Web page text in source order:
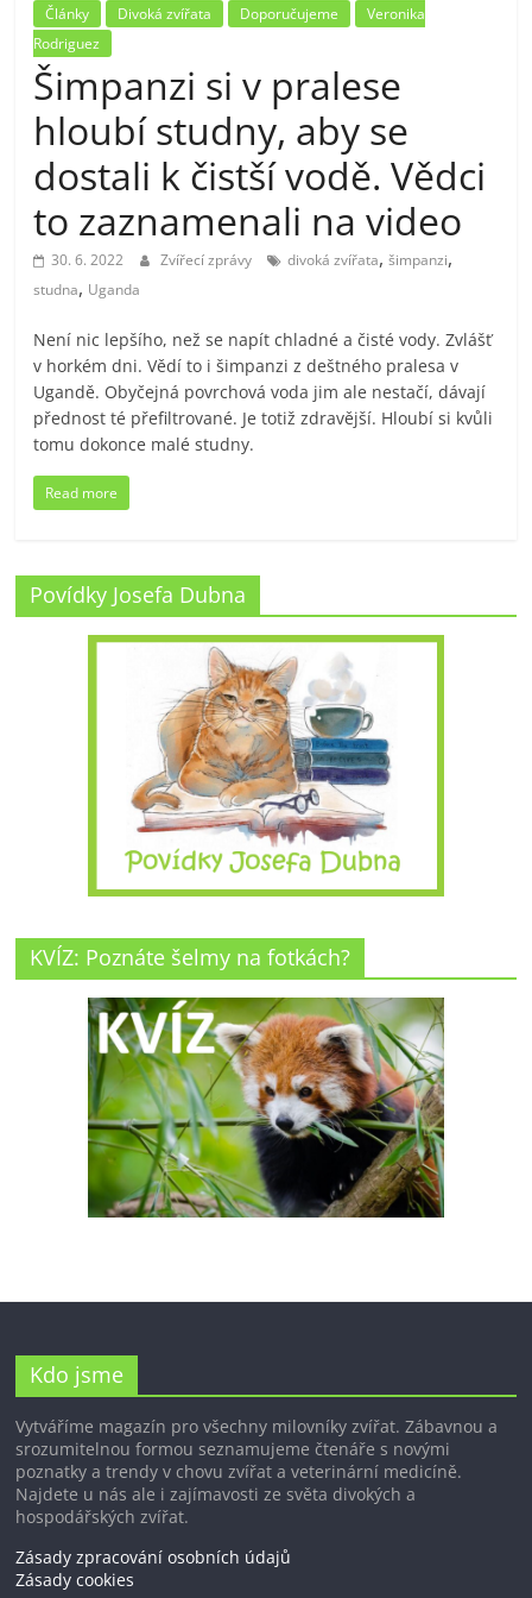
Články Divoká zvířata Doporučujeme
Veronika
Rodriguez
Šimpanzi si v pralese
hloubí studny, aby se
dostali k čistší vodě. Vědci
to zaznamenali na video
30. 6. 2022 Zvířecí zprávy divoká zvířata,šimpanzi,
studna, Uganda
Není nic lepšího, než se napít chladné a čisté vody. Zvlášť
v horkém dni. Vědí to i šimpanzi z deštného pralesa v
Ugandě. Obyčejná povrchová voda jim ale nestačí, dávají
přednost té přefiltrované. Je totiž zdravější. Hloubí si kvůli
tomu dokonce malé studny.
Read more
Povídky Josefa Dubna
KVÍZ: Poznáte šelmy na fotkách?
Kdo jsme
Vytváříme magazín pro všechny milovníky zvířat. Zábavnou a
srozumitelnou formou seznamujeme čtenáře s novými
poznatky a trendy v chovu zvířat a veterinární medicíně.
Najdete u nás ale i zajímavosti ze světa divokých a
hospodářských zvířat.
Zásady zpracování osobních údajů
Zásady cookies